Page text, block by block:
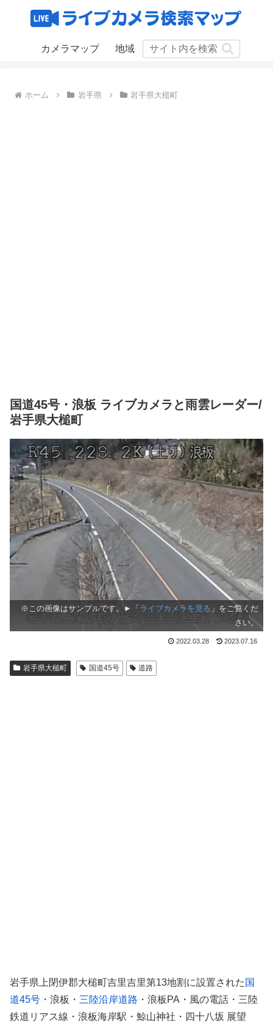
カメラマップ 地域
ホーム 岩手県 岩手県大槌町
国道45号・浪板 ライブカメラと雨雲レーダー/
岩手県大槌町
※この画像はサンプルです。►「 ライブカメラを見る 」をご覧くだ
さい。
2022.03.28 2023.07.16
岩手県大槌町 国道45号 道路
岩手県上閉伊郡大槌町吉里吉里第13地割に設置された 国
道45号 ・浪板・ 三陸沿岸道路 ・浪板PA・風の電話・三陸
鉄道リアス線・浪板海岸駅・鯨山神社・四十八坂 展望